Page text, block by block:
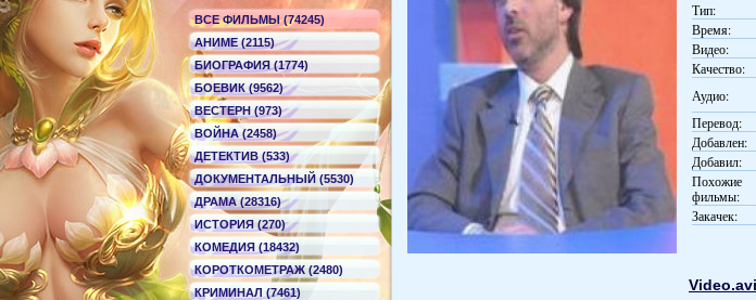
ВСЕ ФИЛЬМЫ (74245)
АНИМЕ (2115)
БИОГРАФИЯ (1774)
БОЕВИК (9562)
ВЕСТЕРН (973)
ВОЙНА (2458)
ДЕТЕКТИВ (533)
ДОКУМЕНТАЛЬНЫЙ (5530)
ДРАМА (28316)
ИСТОРИЯ (270)
КОМЕДИЯ (18432)
КОРОТКОМЕТРАЖ (2480)
КРИМИНАЛ (7461)
Тип:
Время:
Видео:
Качество:
Аудио:
Перевод:
Добавлен:
Добавил:
Похожие
фильмы:
Закачек:
Video.avi